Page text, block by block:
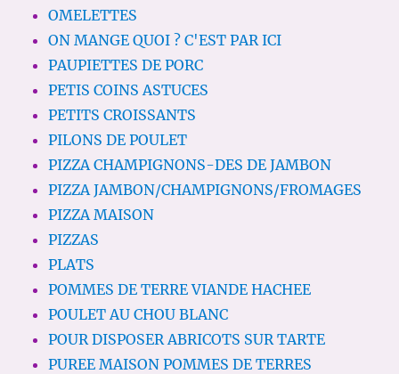
OMELETTES
ON MANGE QUOI ? C'EST PAR ICI
PAUPIETTES DE PORC
PETIS COINS ASTUCES
PETITS CROISSANTS
PILONS DE POULET
PIZZA CHAMPIGNONS-DES DE JAMBON
PIZZA JAMBON/CHAMPIGNONS/FROMAGES
PIZZA MAISON
PIZZAS
PLATS
POMMES DE TERRE VIANDE HACHEE
POULET AU CHOU BLANC
POUR DISPOSER ABRICOTS SUR TARTE
PUREE MAISON POMMES DE TERRES